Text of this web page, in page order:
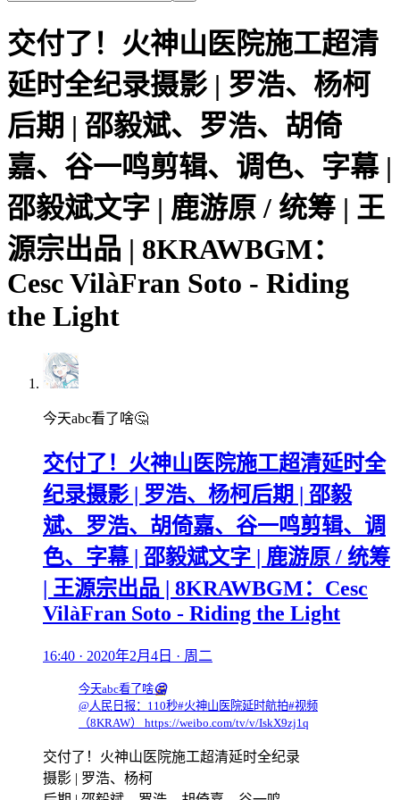
交付了！火神山医院施工超清
延时全纪录摄影 | 罗浩、杨柯
后期 | 邵毅斌、罗浩、胡倚
嘉、谷一鸣剪辑、调色、字幕 |
邵毅斌文字 | 鹿游原 / 统筹 | 王
源宗出品 | 8KRAWBGM：
Cesc VilàFran Soto - Riding
the Light
今天abc看了啥🤔
交付了！火神山医院施工超清延时全
纪录摄影 | 罗浩、杨柯后期 | 邵毅
斌、罗浩、胡倚嘉、谷一鸣剪辑、调
色、字幕 | 邵毅斌文字 | 鹿游原 / 统筹
| 王源宗出品 | 8KRAWBGM：Cesc
VilàFran Soto - Riding the Light
16:40 · 2020年2月4日 · 周二
今天abc看了啥🤔
@人民日报：110秒#火神山医院延时航拍#视频
（8KRAW） https://weibo.com/tv/v/IskX9zj1q
交付了！火神山医院施工超清延时全纪录
摄影 | 罗浩、杨柯